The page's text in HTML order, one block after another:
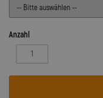
Anzahl